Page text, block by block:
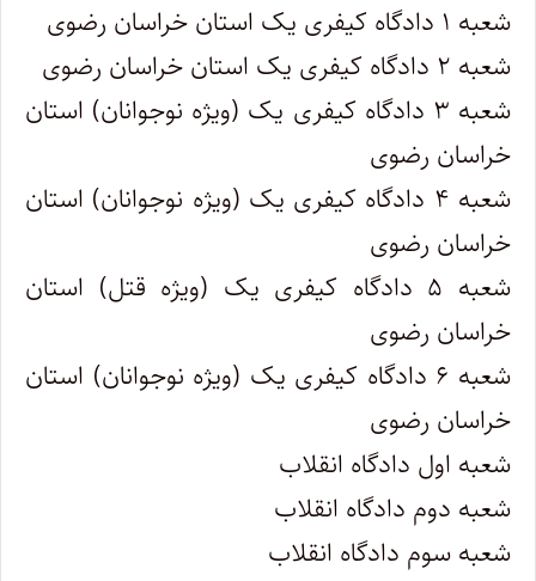
شعبه ۱ دادگاه کیفری یک استان خراسان رضوی
شعبه ۲ دادگاه کیفری یک استان خراسان رضوی
شعبه ۳ دادگاه کیفری یک (ویژه نوجوانان) استان
خراسان رضوی
شعبه ۴ دادگاه کیفری یک (ویژه نوجوانان) استان
خراسان رضوی
شعبه ۵ دادگاه کیفری یک (ویژه قتل) استان
خراسان رضوی
شعبه ۶ دادگاه کیفری یک (ویژه نوجوانان) استان
خراسان رضوی
شعبه اول دادگاه انقلاب
شعبه دوم دادگاه انقلاب
شعبه سوم دادگاه انقلاب